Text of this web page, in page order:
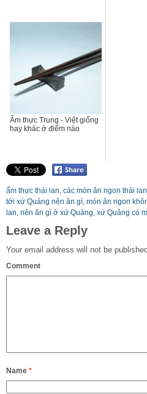
Ẩm thực Trung - Việt giống
hay khác ở điểm nào
ẩm thực thái lan, các món ăn ngon thái lan
tới xứ Quảng nên ăn gì, món ăn ngon
lan, nên ăn gì ở xứ Quảng, xứ Quảng có
Leave a Reply
Your email address will not be
Comment
Name *